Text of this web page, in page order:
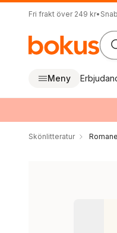
Fri frakt över 249 kr•
Meny
Skönlitteratur